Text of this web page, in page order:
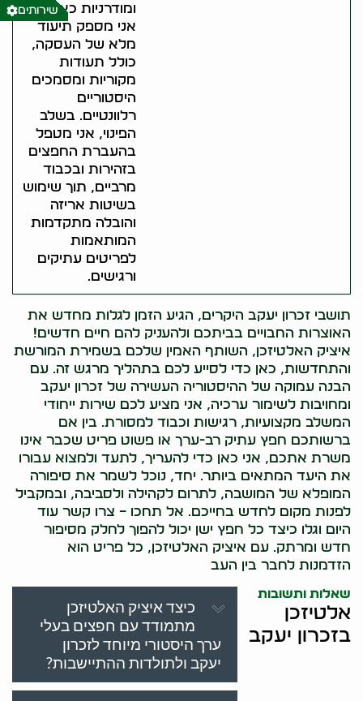
ומודרניות כאחד.
אני מספק תיעוד
מלא של העסקה,
כולל תעודות
מקוריות ומסמכים
היסטוריים
רלוונטיים. בשלב
הפינוי, אני מטפל
בהעברת החפצים
בזהירות ובכבוד
מרביים, תוך שימוש
בשיטות אריזה
והובלה מתקדמות
המותאמות
לפריטים עתיקים
ורגישים.
תושבי זכרון יעקב היקרים, הגיע הזמן לגלות מחדש את
האוצרות החבויים בביתכם ולהעניק להם חיים חדשים!
איציק האלטיזכן, השותף האמין שלכם בשמירת המורשת
והתחדשות, כאן כדי לסייע לכם בתהליך מרגש זה. עם
הבנה עמוקה של ההיסטוריה העשירה של זכרון יעקב
ומחויבות לשימור ערכיה, אני מציע לכם שירות ייחודי
המשלב מקצועיות, רגישות וכבוד למסורת. בין אם
ברשותכם חפץ עתיק רב-ערך או פשוט פריט שכבר אינו
משרת אתכם, אני כאן כדי להעריך, לתעד ולמצוא עבורו
את היעד המתאים ביותר. יחד, נוכל לשמר את סיפורה
המופלא של המושבה, לתרום לקהילה ולסביבה, ובמקביל
לפנות מקום לחדש בחייכם. אל תחכו – צרו קשר עוד
היום וגלו כיצד כל חפץ ישן יכול להפוך לחלק מסיפור
חדש ומרתק. עם איציק האלטיזכן, כל פריט הוא
הזדמנות לחבר בין העב
שאלות ותשובות
אלטיזכן
בזכרון יעקב
כיצד איציק האלטיזכן
מתמודד עם חפצים בעלי
ערך היסטורי מיוחד לזכרון
יעקב ולתולדות ההתיישבות?
שירותים